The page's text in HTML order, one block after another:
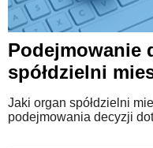
Podejmowanie
spółdzielni
Jaki organ spółdzielni
podejmowania decyzji